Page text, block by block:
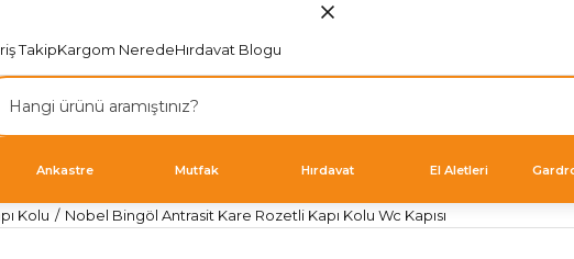
TakipKargom NeredeHırdavat Blogu
Ankastre Mutfak Hırdavat El Aletleri
Kolu Nobel Bingöl Antrasit Kare Rozetli Kapı Kolu Wc Kapısı